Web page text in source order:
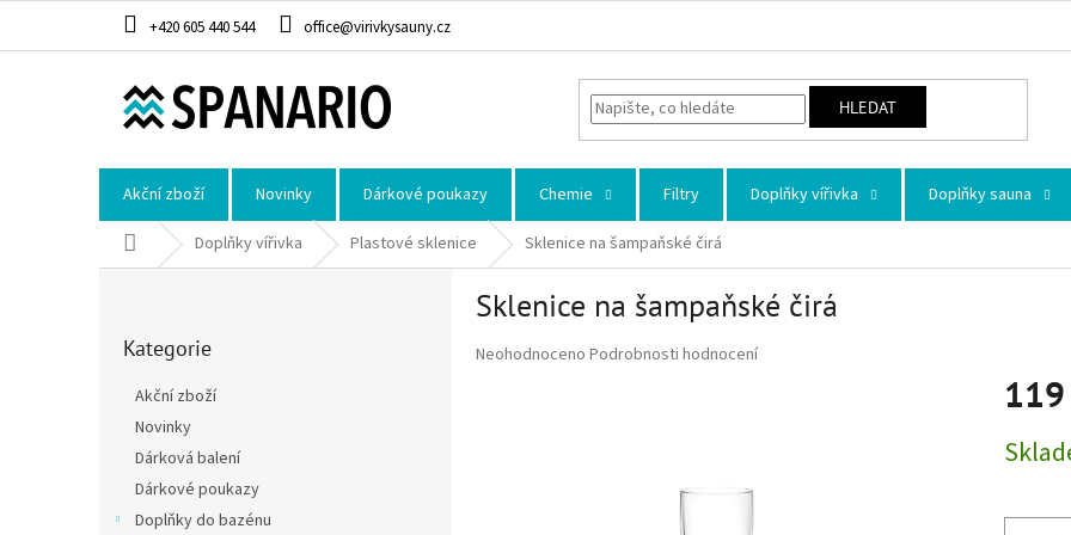
+420 605 440 544 office@virivkysauny.cz
HLEDAT
Akční zboží Novinky Dárkové poukazy Chemie Filtry Doplňky vířivka Doplňky sauna
Domů Doplňky vířivka Plastové sklenice Sklenice na šampaňské čirá
Kategorie
Akční zboží
Novinky
Dárková balení
Dárkové poukazy
Doplňky do bazénu
Sklenice na šampaňské čirá
Průměrné hodnocení produktu je 0,0 z 5 hvězdiček.
Neohodnoceno Podrobnosti hodnocení